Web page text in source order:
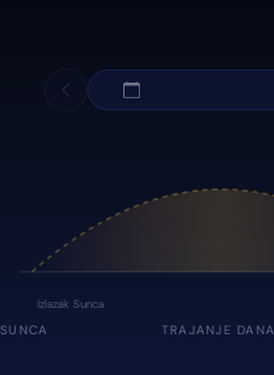
Izlazak Sunca
TRAJANJE DANA